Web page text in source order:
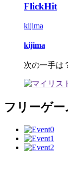
FlickHit
kijima
kijima
次の一手は
フリーゲー